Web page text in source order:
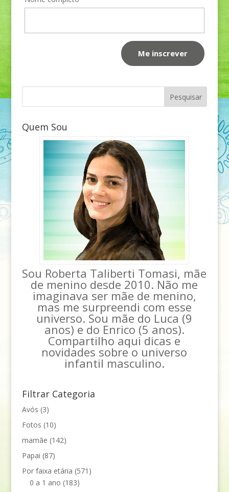
Quem Sou
Sou Roberta Taliberti Tomasi, mãe
de menino desde 2010. Não me
imaginava ser mãe de menino,
mas me surpreendi com esse
universo. Sou mãe do Luca (9
anos) e do Enrico (5 anos).
Compartilho aqui dicas e
novidades sobre o universo
infantil masculino.
Filtrar Categoria
Avós (3)
Fotos (10)
mamãe (142)
Papai (87)
Por faixa etária (571)
0 a 1 ano (183)